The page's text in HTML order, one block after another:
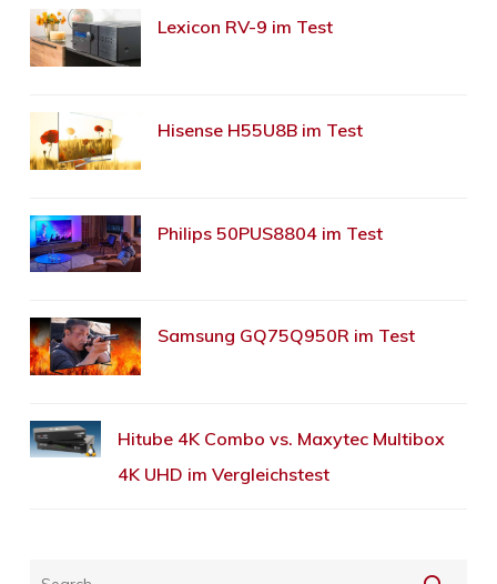
Lexicon RV-9 im Test
Hisense H55U8B im Test
Philips 50PUS8804 im Test
Samsung GQ75Q950R im Test
Hitube 4K Combo vs. Maxytec Multibox
4K UHD im Vergleichstest